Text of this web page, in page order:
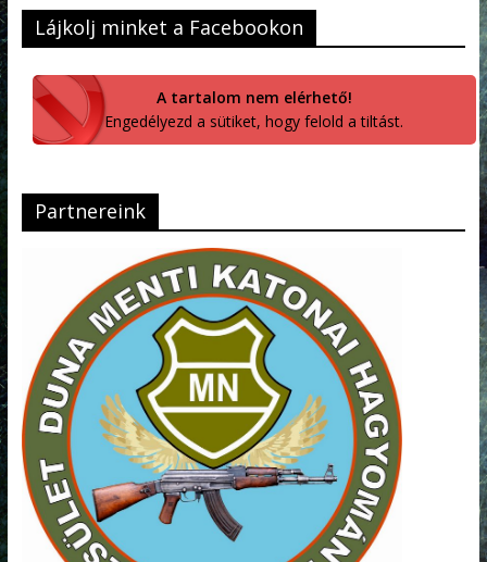
Lájkolj minket a Facebookon
A tartalom nem elérhető!
Engedélyezd a sütiket, hogy felold a tiltást.
Partnereink